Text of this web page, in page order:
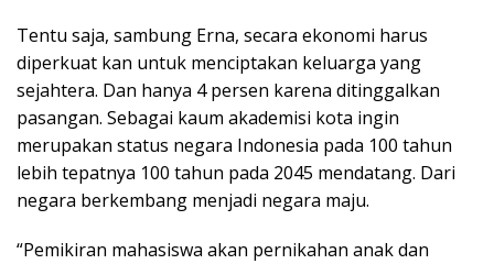
Tentu saja, sambung Erna, secara ekonomi harus
diperkuat kan untuk menciptakan keluarga yang
sejahtera. Dan hanya 4 persen karena ditinggalkan
pasangan. Sebagai kaum akademisi kota ingin
merupakan status negara Indonesia pada 100 tahun
lebih tepatnya 100 tahun pada 2045 mendatang. Dari
negara berkembang menjadi negara maju.
“Pemikiran mahasiswa akan pernikahan anak dan